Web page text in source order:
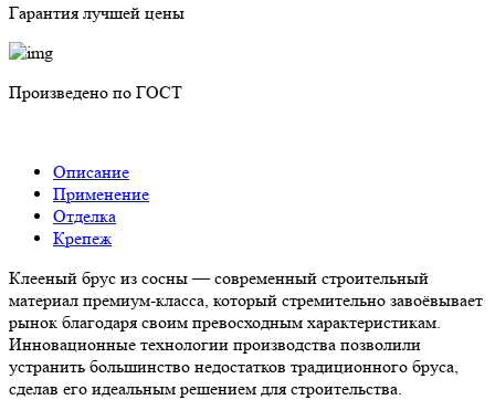
Гарантия лучшей цены
Произведено по ГОСТ
Описание
Применение
Отделка
Крепеж
Клееный брус из сосны — современный строительный
материал премиум-класса, который стремительно завоёвывает
рынок благодаря своим превосходным характеристикам.
Инновационные технологии производства позволили
устранить большинство недостатков традиционного бруса,
сделав его идеальным решением для строительства.